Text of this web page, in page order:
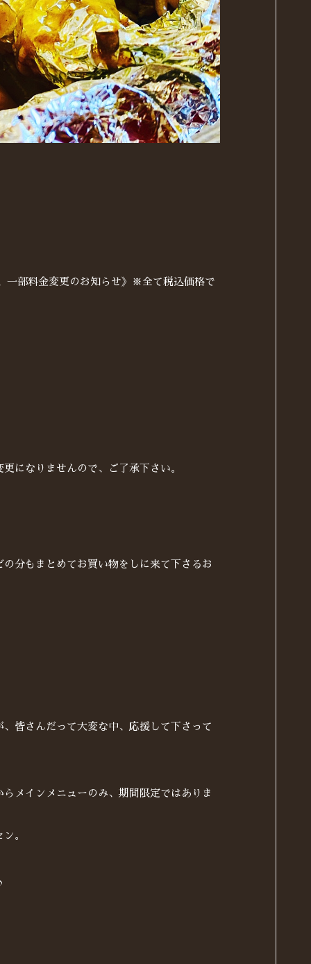
部料金変更のお知らせ》※全て税込価格で
になりませんので、ご了承下さい。
分もまとめてお買い物をしに来て下さるお
皆さんだって大変な中、応援して下さって
メインメニューのみ、期間限定ではありま
。